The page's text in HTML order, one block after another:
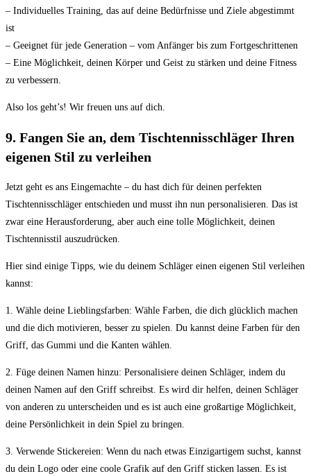
– Individuelles Training, das auf deine Bedürfnisse und Ziele abgestimmt
ist
– Geeignet für jede Generation – vom Anfänger bis zum Fortgeschrittenen
– Eine Möglichkeit, deinen Körper und Geist zu stärken und deine Fitness
zu verbessern.
Also los geht’s! Wir freuen uns auf dich.
9. Fangen Sie an, dem Tischtennisschläger Ihren
eigenen Stil zu verleihen
Jetzt geht es ans Eingemachte – du hast dich für deinen perfekten
Tischtennisschläger entschieden und musst ihn nun personalisieren. Das ist
zwar eine Herausforderung, aber auch eine tolle Möglichkeit, deinen
Tischtennisstil auszudrücken.
Hier sind einige Tipps, wie du deinem Schläger einen eigenen Stil verleihen
kannst:
1. Wähle deine Lieblingsfarben: Wähle Farben, die dich glücklich machen
und die dich motivieren, besser zu spielen. Du kannst deine Farben für den
Griff, das Gummi und die Kanten wählen.
2. Füge deinen Namen hinzu: Personalisiere deinen Schläger, indem du
deinen Namen auf den Griff schreibst. Es wird dir helfen, deinen Schläger
von anderen zu unterscheiden und es ist auch eine großartige Möglichkeit,
deine Persönlichkeit in dein Spiel zu bringen.
3. Verwende Stickereien: Wenn du nach etwas Einzigartigem suchst, kannst
du dein Logo oder eine coole Grafik auf den Griff sticken lassen. Es ist